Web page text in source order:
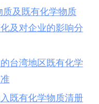
及既有化学物质
及对企业的影响分
台湾地区既有化学
既有化学物质清册